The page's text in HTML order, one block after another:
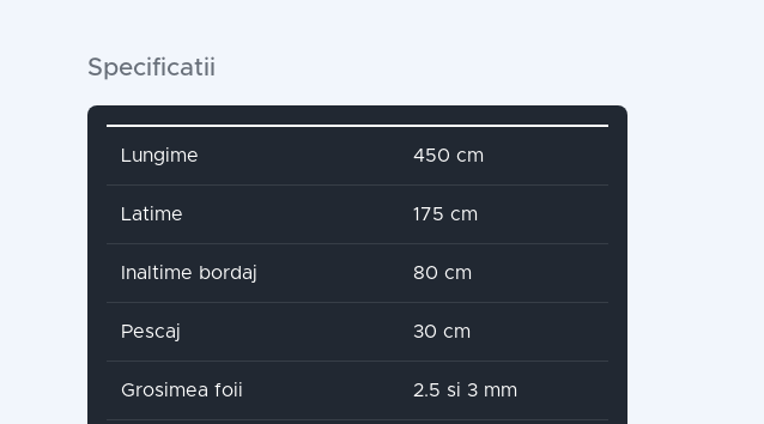
Specificatii
Attribute name Attribute value
Lungime 450 cm
Latime 175 cm
Inaltime bordaj 80 cm
Pescaj 30 cm
Grosimea foii 2.5 si 3 mm